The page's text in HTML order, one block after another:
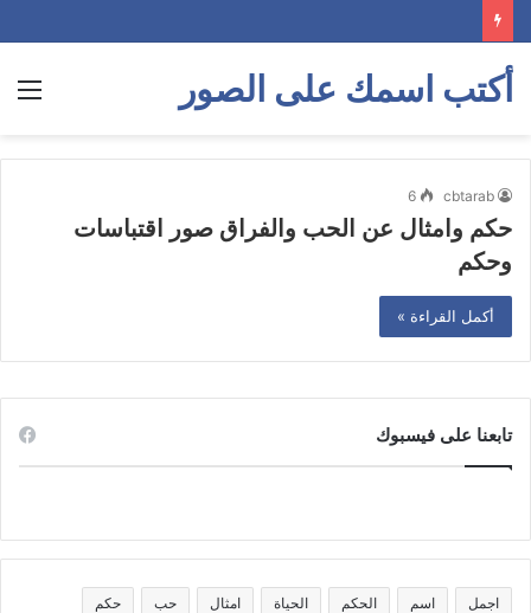
أكتب اسمك على الصور
cbtarab
6
حكم وامثال عن الحب والفراق صور اقتباسات
وحكم
أكمل القراءة »
تابعنا على فيسبوك
اجمل اسم الحكم الحياة امثال حب حكم